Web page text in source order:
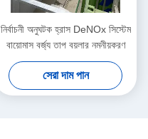
নির্বাচনী অনুঘটক হ্রাস DeNOx সিস্টেম
বায়োমাস বর্জ্য তাপ বয়লার নমনীয়করণ
সেরা দাম পান